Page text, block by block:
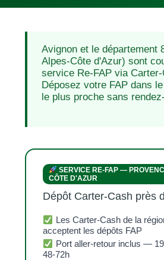
Avignon et le département
Alpes-Côte d'Azur) sont
service Re-FAP via Carter-
Déposez votre FAP dans
le plus proche sans
SERVICE RE-FAP —
CÔTE D'AZUR
Dépôt Carter-Cash près
Les Carter-Cash de la
acceptent les dépôts FAP
Port aller-retour inclus —
48-72h